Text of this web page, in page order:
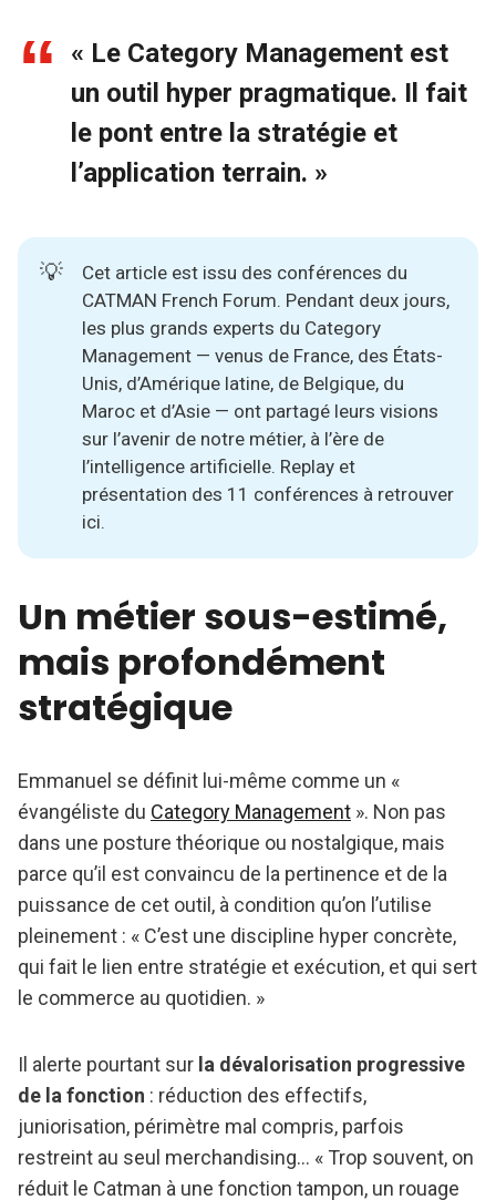
« Le Category Management est
un outil hyper pragmatique. Il fait
le pont entre la stratégie et
l’application terrain. »
💡
Cet article est issu des conférences du
CATMAN French Forum. Pendant deux jours,
les plus grands experts du Category
Management — venus de France, des États-
Unis, d’Amérique latine, de Belgique, du
Maroc et d’Asie — ont partagé leurs visions
sur l’avenir de notre métier, à l’ère de
l’intelligence artificielle. Replay et
présentation des 11 conférences à retrouver
ici.
Un métier sous-estimé,
mais profondément
stratégique
Emmanuel se définit lui-même comme un «
évangéliste du Category Management ». Non pas
dans une posture théorique ou nostalgique, mais
parce qu’il est convaincu de la pertinence et de la
puissance de cet outil, à condition qu’on l’utilise
pleinement : « C’est une discipline hyper concrète,
qui fait le lien entre stratégie et exécution, et qui sert
le commerce au quotidien. »
Il alerte pourtant sur la dévalorisation progressive
de la fonction : réduction des effectifs,
juniorisation, périmètre mal compris, parfois
restreint au seul merchandising… « Trop souvent, on
réduit le Catman à une fonction tampon, un rouage